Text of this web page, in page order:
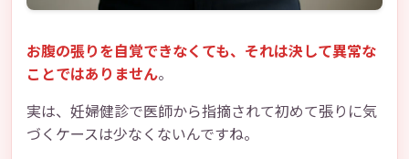
お腹の張りを自覚できなくても、それは決して異常な
ことではありません。
実は、妊婦健診で医師から指摘されて初めて張りに気
づくケースは少なくないんですね。